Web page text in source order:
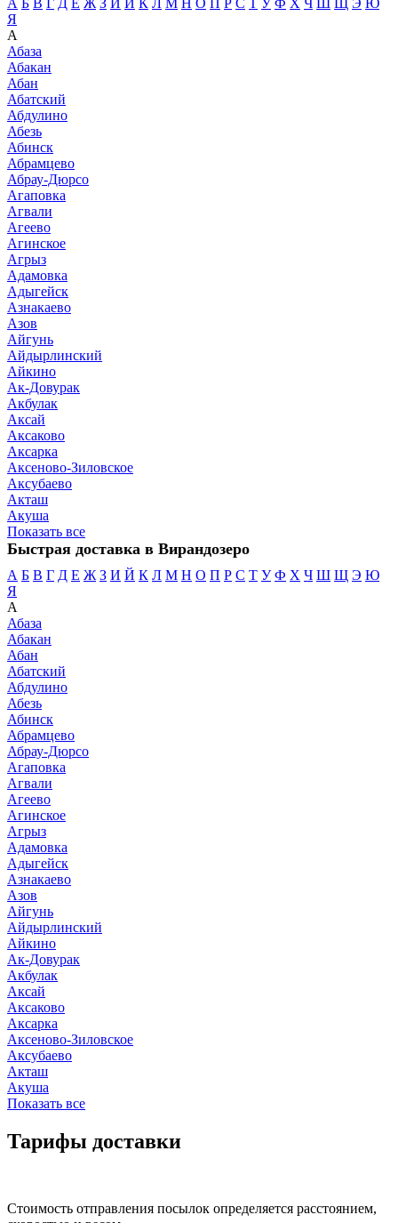
Я
А
Абаза
Абакан
Абан
Абатский
Абдулино
Абезь
Абинск
Абрамцево
Абрау-Дюрсо
Агаповка
Агвали
Агеево
Агинское
Агрыз
Адамовка
Адыгейск
Азнакаево
Азов
Айгунь
Айдырлинский
Айкино
Ак-Довурак
Акбулак
Аксай
Аксаково
Аксарка
Аксеново-Зиловское
Аксубаево
Акташ
Акуша
Показать все
Быстрая доставка в Вирандозеро
А Б В Г Д Е Ж З И Й К Л М Н О П Р С Т У Ф Х Ч Ш Щ Э Ю
Я
А
Абаза
Абакан
Абан
Абатский
Абдулино
Абезь
Абинск
Абрамцево
Абрау-Дюрсо
Агаповка
Агвали
Агеево
Агинское
Агрыз
Адамовка
Адыгейск
Азнакаево
Азов
Айгунь
Айдырлинский
Айкино
Ак-Довурак
Акбулак
Аксай
Аксаково
Аксарка
Аксеново-Зиловское
Аксубаево
Акташ
Акуша
Показать все
Тарифы доставки
Стоимость отправления посылок определяется расстоянием,